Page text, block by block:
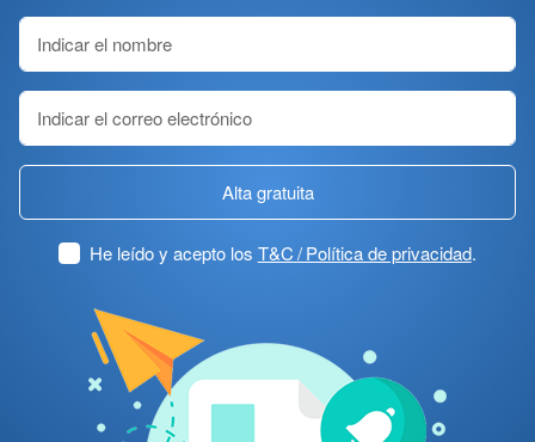
Alta gratuita
He leído y acepto los T&C / Política de privacidad.